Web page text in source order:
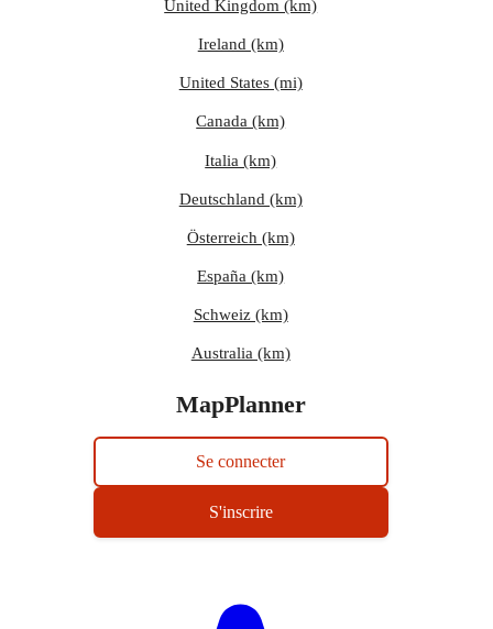
United Kingdom (km)
Ireland (km)
United States (mi)
Canada (km)
Italia (km)
Deutschland (km)
Österreich (km)
España (km)
Schweiz (km)
Australia (km)
MapPlanner
Se connecter
S'inscrire